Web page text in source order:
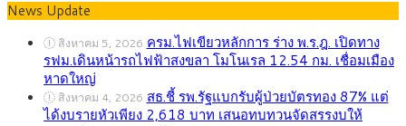
News Update
สิงหาคม 5, 2026 ครม.ไฟเขียวหลักการ ร่าง พ.ร.ฎ. เปิดทาง
รฟม.เดินหน้ารถไฟฟ้าสงขลา โมโนเรล 12.54 กม. เชื่อมเมือง
หาดใหญ่
สิงหาคม 4, 2026 สธ.ชี้ รพ.รัฐแบกรับผู้ป่วยบัตรทอง 87% แต่
ได้งบรายหัวเพียง 2,618 บาท เสนอทบทวนจัดสรรงบให้